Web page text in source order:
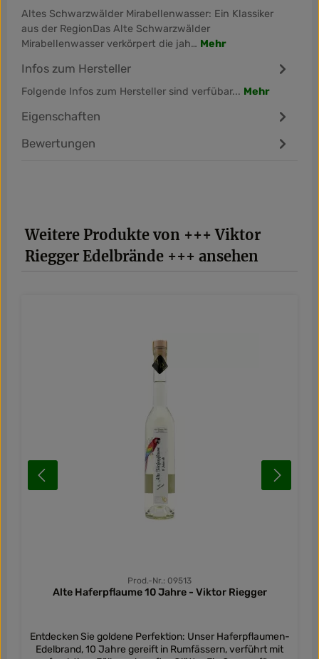
Altes Schwarzwälder Mirabellenwasser: Ein Klassiker
aus der RegionDas Alte Schwarzwälder
Mirabellenwasser verkörpert die jah… Mehr
Infos zum Hersteller
Folgende Infos zum Hersteller sind verfübar... Mehr
Eigenschaften
Bewertungen
Produktgalerie überspringen
Weitere Produkte von +++ Viktor
Riegger Edelbrände +++ ansehen
Prod.-Nr.: 09513
Alte Haferpflaume 10 Jahre - Viktor Riegger
Entdecken Sie goldene Perfektion: Unser Haferpflaumen-
Edelbrand, 10 Jahre gereift in Rumfässern, verführt mit